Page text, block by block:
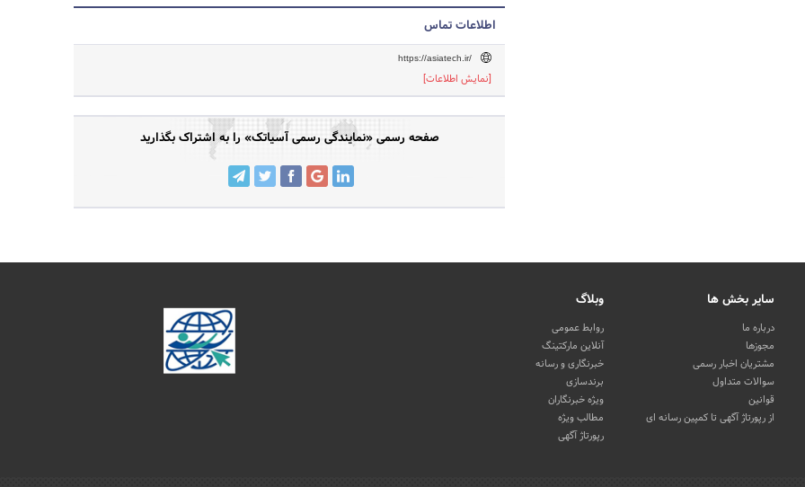
اطلاعات تماس
https://asiatech.ir/
[نمایش اطلاعات]
صفحه رسمی «نمایندگی رسمی آسیاتک» را به اشتراک بگذارید
سایر بخش ها
درباره ما
مجوزها
مشتریان اخبار رسمی
سوالات متداول
قوانین
از رپورتاژ آگهی تا کمپین رسانه ای
وبلاگ
روابط عمومی
آنلاین مارکتینگ
خبرنگاری و رسانه
برندسازی
ویژه خبرنگاران
مطالب ویژه
رپورتاژ آگهی